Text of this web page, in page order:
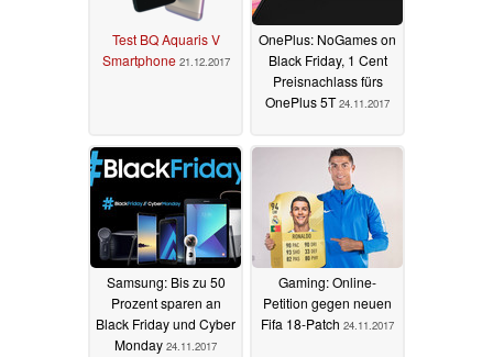
Test BQ Aquaris V
Smartphone 21.12.2017
OnePlus: NoGames on
Black Friday, 1 Cent
Preisnachlass fürs
OnePlus 5T24.11.2017
Samsung: Bis zu 50
Prozent sparen an
Black Friday und Cyber
Monday 24.11.2017
Gaming: Online-
Petition gegen neuen
Fifa 18-Patch 24.11.2017